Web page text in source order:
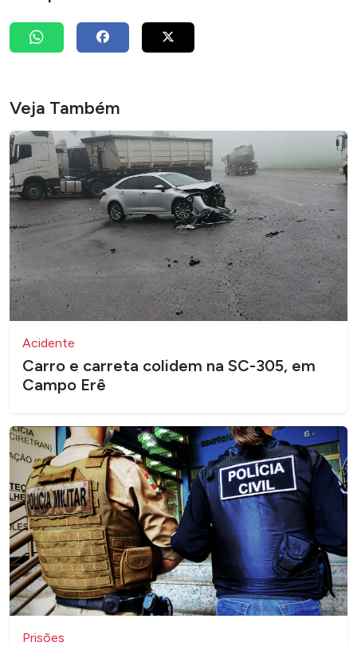
Veja Também
Acidente
Carro e carreta colidem na SC-305, em
Campo Erê
Prisões